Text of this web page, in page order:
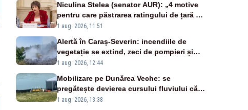
Niculina Stelea (senator AUR): „4 motive
pentru care păstrarea ratingului de țară nu
este o reușită pentru Guvernul Bolojan”
1 aug. 2026, 11:51
Alertă în Caraș-Severin: incendiile de
vegetație se extind, zeci de pompieri și
silvicultori se luptă cu flăcările - VIDEO
1 aug. 2026, 12:44
Mobilizare pe Dunărea Veche: se
pregătește devierea cursului fluviului către
Cernavodă – VIDEO
1 aug. 2026, 13:38